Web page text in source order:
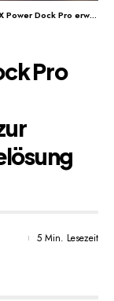
X1 Heimspeichersystem zur ganzheitlichen Energielösung für Haushalte
Pro
5 Min. Lesezeit